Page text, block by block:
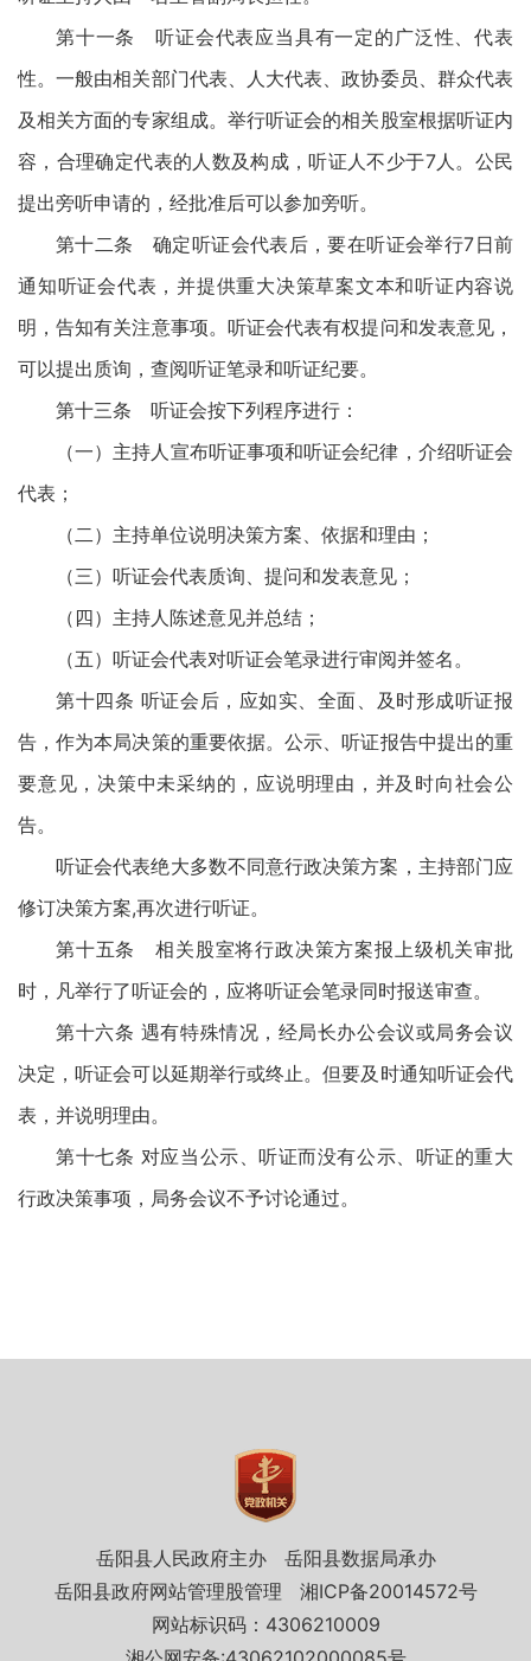
第十一条 听证会代表应当具有一定的广泛性、代表
性。一般由相关部门代表、人大代表、政协委员、群众代表
及相关方面的专家组成。举行听证会的相关股室根据听证内
容，合理确定代表的人数及构成，听证人不少于7人。公民
提出旁听申请的，经批准后可以参加旁听。
第十二条 确定听证会代表后，要在听证会举行7日前
通知听证会代表，并提供重大决策草案文本和听证内容说
明，告知有关注意事项。听证会代表有权提问和发表意见，
可以提出质询，查阅听证笔录和听证纪要。
第十三条 听证会按下列程序进行：
（一）主持人宣布听证事项和听证会纪律，介绍听证会
代表；
（二）主持单位说明决策方案、依据和理由；
（三）听证会代表质询、提问和发表意见；
（四）主持人陈述意见并总结；
（五）听证会代表对听证会笔录进行审阅并签名。
第十四条 听证会后，应如实、全面、及时形成听证报
告，作为本局决策的重要依据。公示、听证报告中提出的重
要意见，决策中未采纳的，应说明理由，并及时向社会公
告。
听证会代表绝大多数不同意行政决策方案，主持部门应
修订决策方案,再次进行听证。
第十五条 相关股室将行政决策方案报上级机关审批
时，凡举行了听证会的，应将听证会笔录同时报送审查。
第十六条 遇有特殊情况，经局长办公会议或局务会议
决定，听证会可以延期举行或终止。但要及时通知听证会代
表，并说明理由。
第十七条 对应当公示、听证而没有公示、听证的重大
行政决策事项，局务会议不予讨论通过。
岳阳县人民政府主办
岳阳县数据局承办
岳阳县政府网站管理股管理
湘ICP备20014572号
网站标识码：4306210009